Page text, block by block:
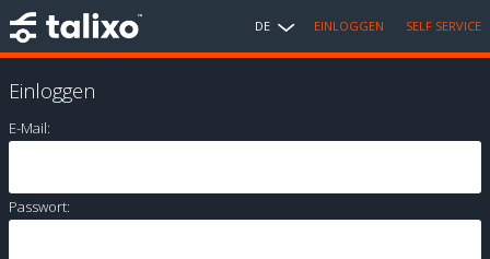
DE EINLOGGEN SELF SERVICE
Einloggen
E-Mail:
Passwort: